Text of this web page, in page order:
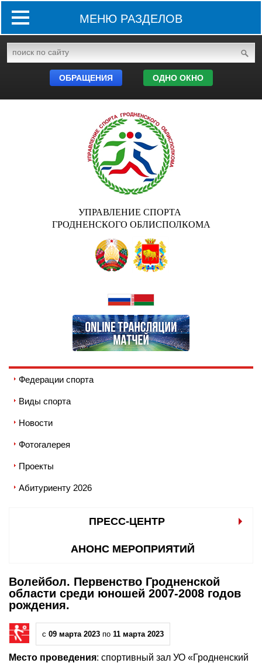
МЕНЮ РАЗДЕЛОВ
ОБРАЩЕНИЯ ОДНО ОКНО
УПРАВЛЕНИЕ СПОРТА
ГРОДНЕНСКОГО ОБЛИСПОЛКОМА
Федерации спорта
Виды спорта
Новости
Фотогалерея
Проекты
Абитуриенту 2026
ПРЕСС-ЦЕНТР
АНОНС МЕРОПРИЯТИЙ
Волейбол. Первенство Гродненской
области среди юношей 2007-2008 годов
рождения.
с 09 марта 2023 по 11 марта 2023
Место проведения: спортивный зал УО «Гродненский